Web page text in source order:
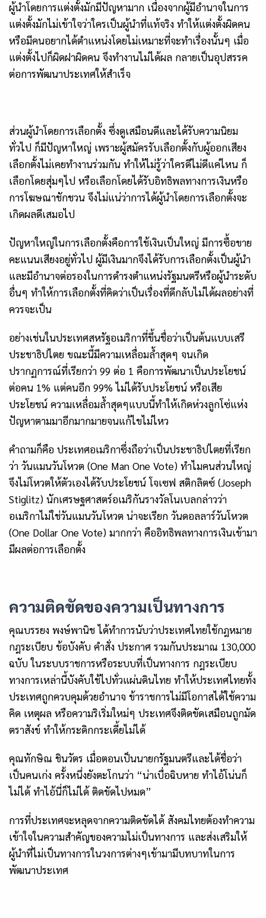
ผู้นำโดยการแต่งตั้งมักมีปัญหามาก เนื่องจากผู้มีอำนาจในการ
แต่งตั้งมักไม่เข้าใจว่าใครเป็นผู้นำที่แท้จริง ทำให้แต่งตั้งผิดคน
หรือมีคนอยากได้ตำแหน่งโดยไม่เหมาะที่จะทำเรื่องนั้นๆ เมื่อ
แต่งตั้งไปก็ผิดฝาผิดคน จึงทำงานไม่ได้ผล กลายเป็นอุปสรรค
ต่อการพัฒนาประเทศให้สำเร็จ
ส่วนผู้นำโดยการเลือกตั้ง ซึ่งดูเสมือนดีและได้รับความนิยม
ทั่วไป ก็มีปัญหาใหญ่ เพราะผู้สมัครรับเลือกตั้งกับผู้ออกเสียง
เลือกตั้งไม่เคยทำงานร่วมกัน ทำให้ไม่รู้ว่าใครดีไม่ดีแค่ไหน ก็
เลือกโดยสุ่มๆไป หรือเลือกโดยได้รับอิทธิพลทางการเงินหรือ
การโฆษณาชักชวน จึงไม่แน่ว่าการได้ผู้นำโดยการเลือกตั้งจะ
เกิดผลดีเสมอไป
ปัญหาใหญ่ในการเลือกตั้งคือการใช้เงินเป็นใหญ่ มีการซื้อขาย
คะแนนเสียงอยู่ทั่วไป ผู้มีเงินมากจึงได้รับการเลือกตั้งเป็นผู้นำ
และมีอำนาจต่อรองในการดำรงตำแหน่งรัฐมนตรีหรือผู้นำระดับ
อื่นๆ ทำให้การเลือกตั้งที่คิดว่าเป็นเรื่องที่ดีกลับไม่ได้ผลอย่างที่
ควรจะเป็น
อย่างเช่นในประเทศสหรัฐอเมริกาที่ขึ้นชื่อว่าเป็นต้นแบบเสรี
ประชาธิปไตย ขณะนี้มีความเหลื่อมล้ำสุดๆ จนเกิด
ปรากฏการณ์ที่เรียกว่า 99 ต่อ 1 คือการพัฒนาเป็นประโยชน์
ต่อคน 1% แต่คนอีก 99% ไม่ได้รับประโยชน์ หรือเสีย
ประโยชน์ ความเหลื่อมล้ำสุดๆแบบนี้ทำให้เกิดห่วงลูกโซ่แห่ง
ปัญหาตามมาอีกมากมายจนแก้ไขไม่ไหว
คำถามก็คือ ประเทศอเมริกาซึ่งถือว่าเป็นประชาธิปไตยที่เรียก
ว่า วันแมนวันโหวต (One Man One Vote) ทำไมคนส่วนใหญ่
จึงไม่โหวตให้ตัวเองได้รับประโยชน์ โจเซฟ สติกลิตซ์ (Joseph
Stiglitz) นักเศรษฐศาสตร์อเมริกันรางวัลโนเบลกล่าวว่า
อเมริกาไม่ใช่วันแมนวันโหวต น่าจะเรียก วันดอลลาร์วันโหวต
(One Dollar One Vote) มากกว่า คืออิทธิพลทางการเงินเข้ามา
มีผลต่อการเลือกตั้ง
ความติดขัดของความเป็นทางการ
คุณบรรยง พงษ์พานิช ได้ทำการนับว่าประเทศไทยใช้กฎหมาย
กฎระเบียบ ข้อบังคับ คำสั่ง ประกาศ รวมกันประมาณ 130,000
ฉบับ ในระบบราชการหรือระบบที่เป็นทางการ กฎระเบียบ
ทางการเหล่านี้บังคับใช้ไปทั่วแผ่นดินไทย ทำให้ประเทศไทยทั้ง
ประเทศถูกควบคุมด้วยอำนาจ ข้าราชการไม่มีโอกาสได้ใช้ความ
คิด เหตุผล หรือความริเริ่มใหม่ๆ ประเทศจึงติดขัดเสมือนถูกมัด
ตราสังข์ ทำให้กระดิกกระเดี้ยไม่ได้
คุณทักษิณ ชินวัตร เมื่อตอนเป็นนายกรัฐมนตรีและได้ชื่อว่า
เป็นคนเก่ง ครั้งหนึ่งยังตะโกนว่า “น่าเบื่อฉิบหาย ทำไอ้โน่นก็
ไม่ได้ ทำไอ้นี่ก็ไม่ได้ ติดขัดไปหมด”
การที่ประเทศจะหลุดจากความติดขัดได้ สังคมไทยต้องทำความ
เข้าใจในความสำคัญของความไม่เป็นทางการ และส่งเสริมให้
ผู้นำที่ไม่เป็นทางการในวงการต่างๆเข้ามามีบทบาทในการ
พัฒนาประเทศ